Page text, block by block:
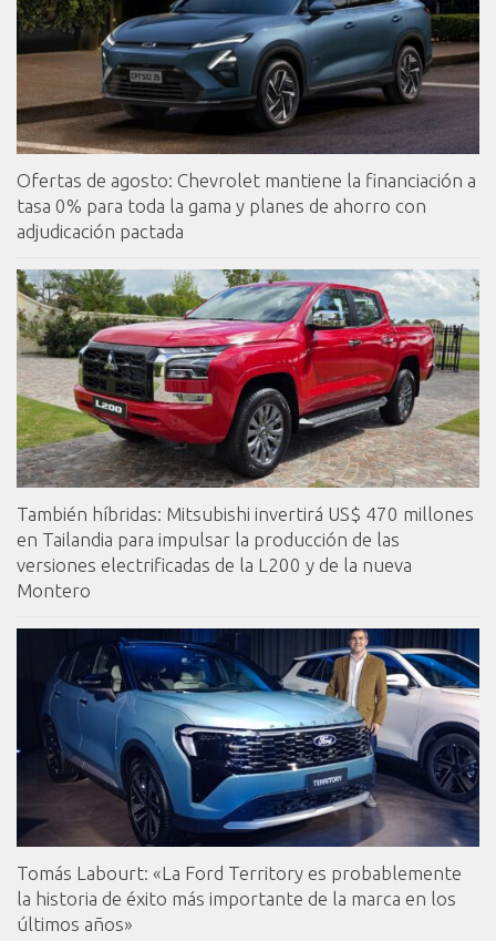
Ofertas de agosto: Chevrolet mantiene la financiación a
tasa 0% para toda la gama y planes de ahorro con
adjudicación pactada
También híbridas: Mitsubishi invertirá US$ 470 millones
en Tailandia para impulsar la producción de las
versiones electrificadas de la L200 y de la nueva
Montero
Tomás Labourt: «La Ford Territory es probablemente
la historia de éxito más importante de la marca en los
últimos años»